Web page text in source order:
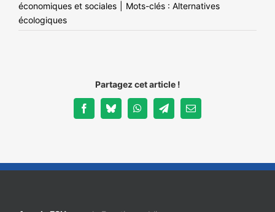
économiques et sociales
Mots-clés : Alternatives
écologiques
Partagez cet article !
FacebookBlueskyWhatsAppTelegramEmail